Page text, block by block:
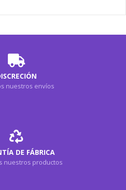
nuestros envíos
DE FÁBRICA
nuestros productos